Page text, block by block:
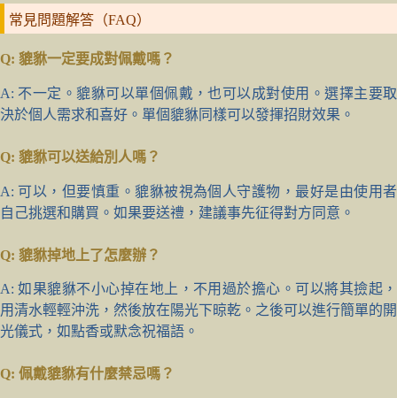
常見問題解答（FAQ）
Q: 貔貅一定要成對佩戴嗎？
A: 不一定。貔貅可以單個佩戴，也可以成對使用。選擇主要取
決於個人需求和喜好。單個貔貅同樣可以發揮招財效果。
Q: 貔貅可以送給別人嗎？
A: 可以，但要慎重。貔貅被視為個人守護物，最好是由使用者
自己挑選和購買。如果要送禮，建議事先征得對方同意。
Q: 貔貅掉地上了怎麼辦？
A: 如果貔貅不小心掉在地上，不用過於擔心。可以將其撿起，
用清水輕輕沖洗，然後放在陽光下晾乾。之後可以進行簡單的開
光儀式，如點香或默念祝福語。
Q: 佩戴貔貅有什麼禁忌嗎？